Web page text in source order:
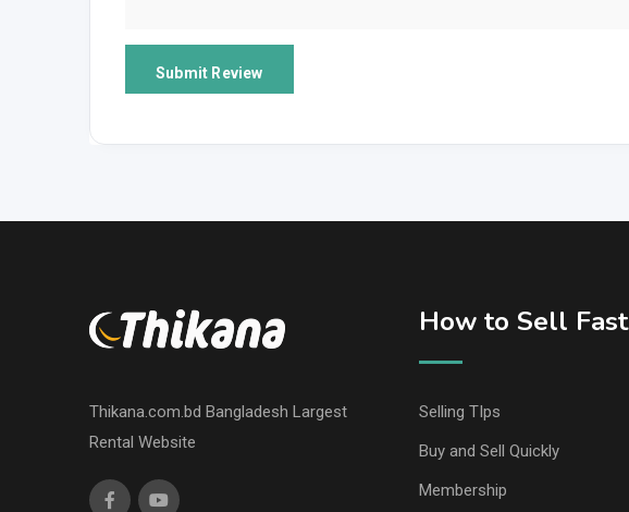
Thikana.com.bd Bangladesh Largest
Rental Website
How to Sell Fast
Selling TIps
Buy and Sell Quickly
Membership